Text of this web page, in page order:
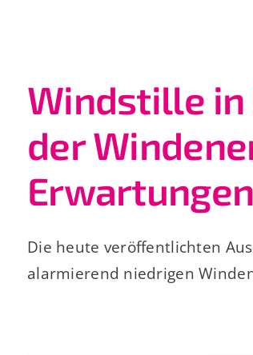
Windstille in
der
Die heute veröffentlichten
alarmierend niedrigen